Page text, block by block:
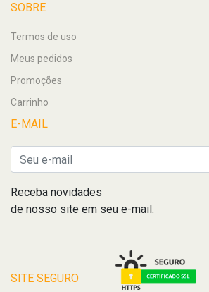
SOBRE
Termos de uso
Meus pedidos
Promoções
Carrinho
E-MAIL
Receba novidades
de nosso site em seu e-mail.
SITE SEGURO